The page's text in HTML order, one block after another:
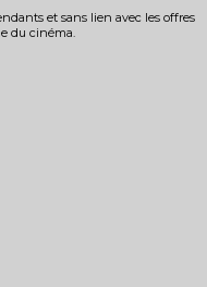
et sans lien avec les offres
du cinéma.